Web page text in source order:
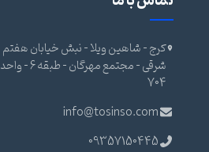
کرج - شاهین ویلا - نبش خیابان هفتم
شرقی - مجتمع مهرگان - طبقه 6 - واحد
704
info@tosinso.com
09357150445